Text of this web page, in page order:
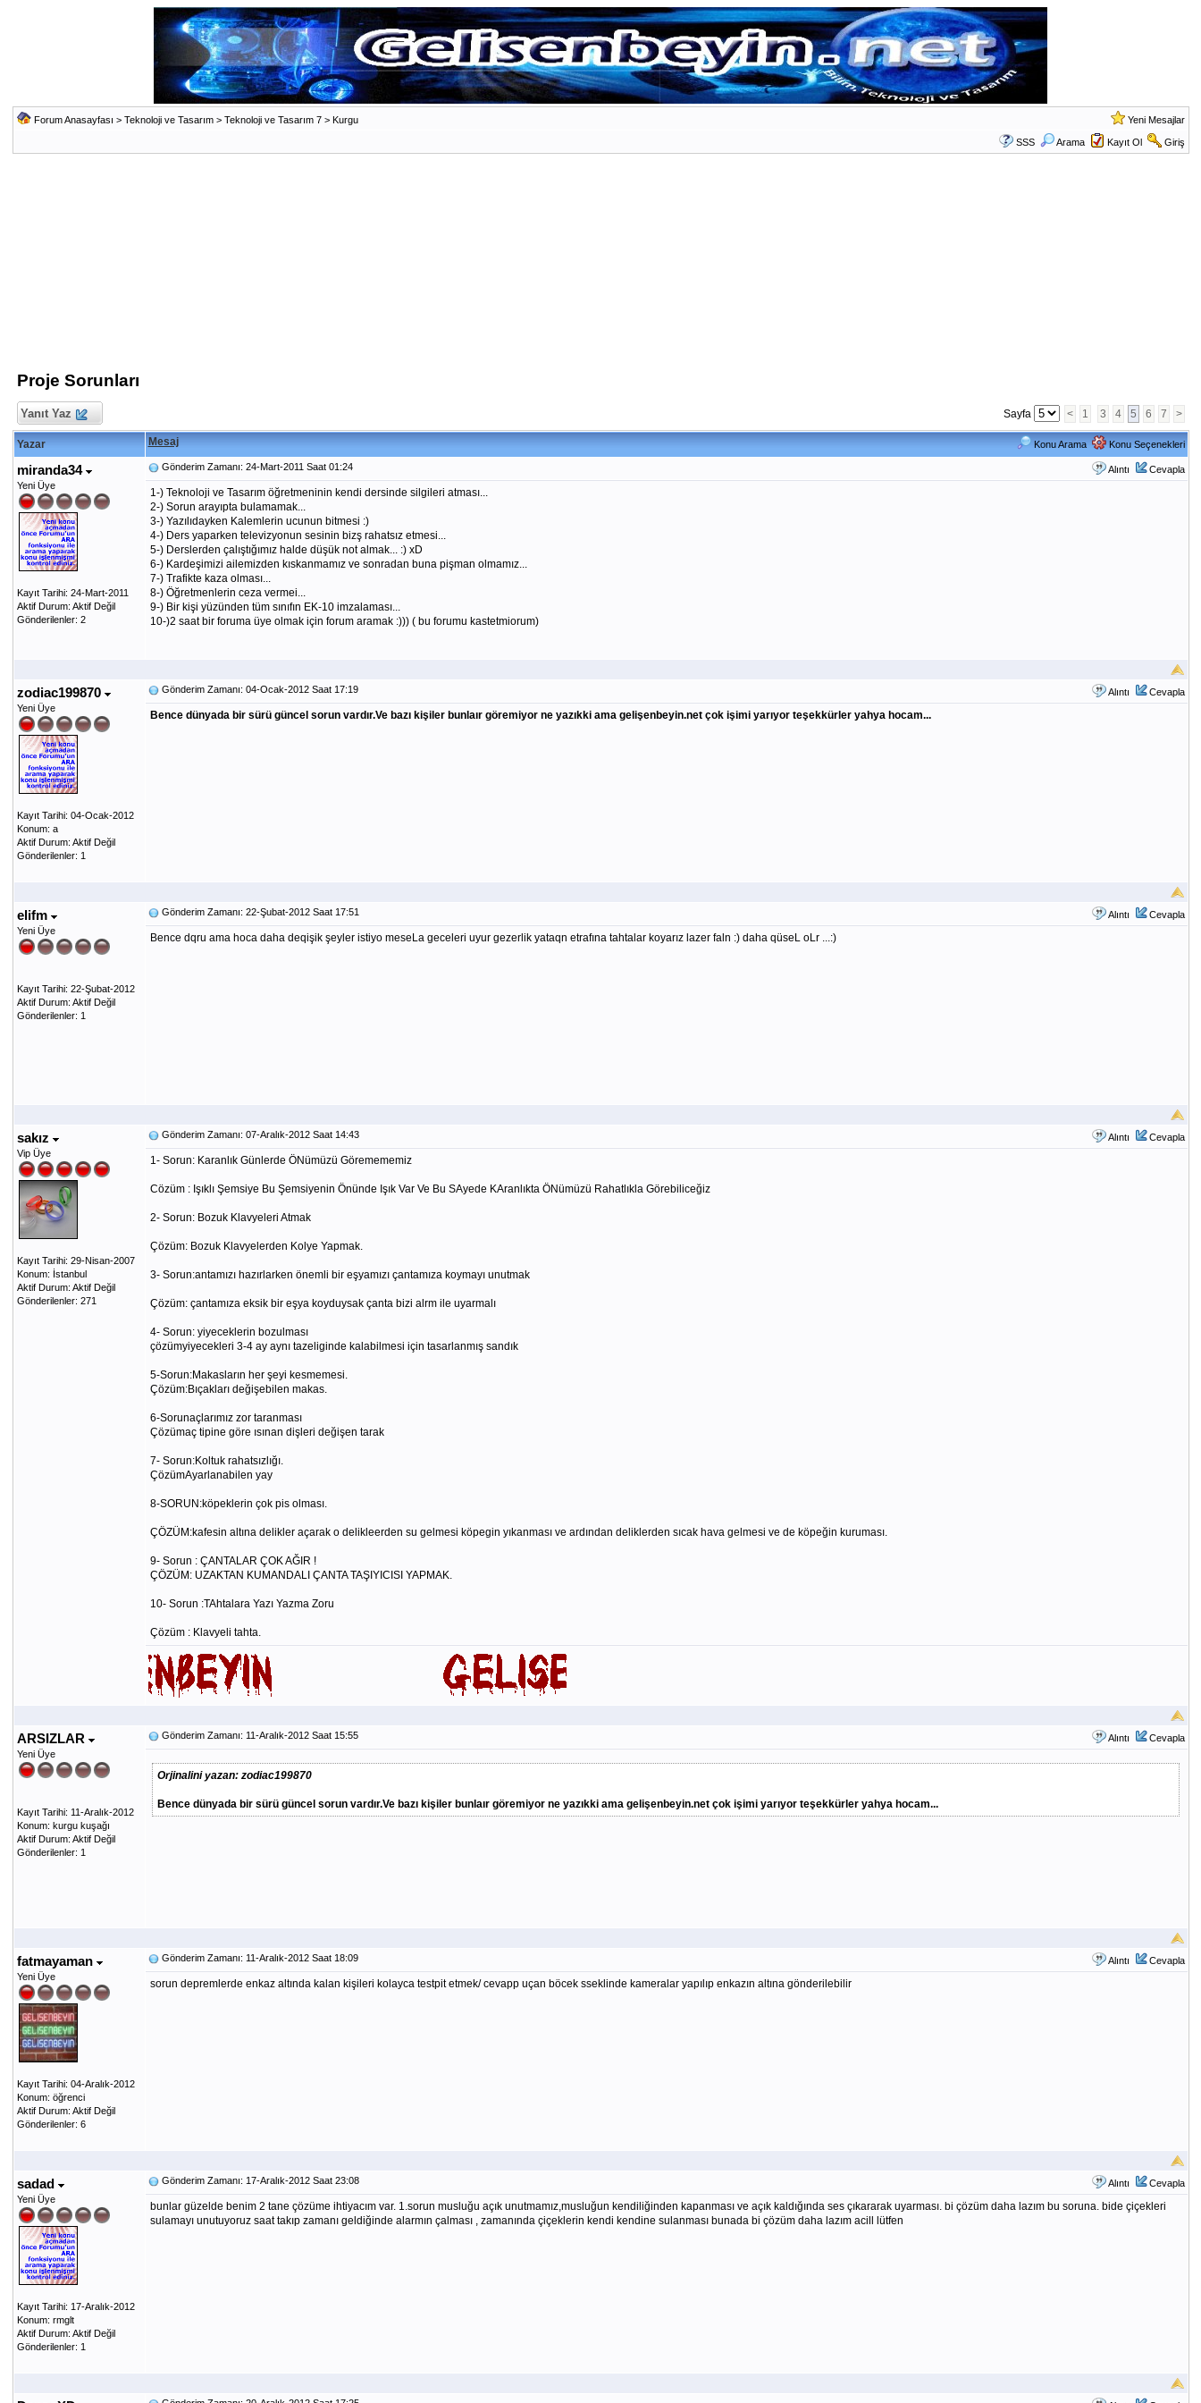
Forum Anasayfası > Teknoloji ve Tasarım> Teknoloji ve Tasarım 7> Kurgu Yeni Mesajlar
SSS Arama Kayıt Ol Giriş
Proje Sorunları
Yanıt Yaz Sayfa < 1 3 4 5 6 7 >
Yazar Mesaj Konu Arama Konu Seçenekleri
miranda34
Yeni Üye
Kayıt Tarihi: 24-Mart-2011
Aktif Durum: Aktif Değil
Gönderilenler: 2
Alıntı Cevapla
Gönderim Zamanı: 24-Mart-2011 Saat 01:24
1-) Teknoloji ve Tasarım öğretmeninin kendi dersinde silgileri atması...
2-) Sorun arayıpta bulamamak...
3-) Yazılıdayken Kalemlerin ucunun bitmesi :)
4-) Ders yaparken televizyonun sesinin bizş rahatsız etmesi...
5-) Derslerden çalıştığımız halde düşük not almak... :) xD
6-) Kardeşimizi ailemizden kıskanmamız ve sonradan buna pişman olmamız...
7-) Trafikte kaza olması...
8-) Öğretmenlerin ceza vermei...
9-) Bir kişi yüzünden tüm sınıfın EK-10 imzalaması...
10-)2 saat bir foruma üye olmak için forum aramak :))) ( bu forumu kastetmiorum)
zodiac199870
Yeni Üye
Kayıt Tarihi: 04-Ocak-2012
Konum: a
Aktif Durum: Aktif Değil
Gönderilenler: 1
Alıntı Cevapla
Gönderim Zamanı: 04-Ocak-2012 Saat 17:19
Bence dünyada bir sürü güncel sorun vardır.Ve bazı kişiler bunlaır göremiyor ne yazıkki ama gelişenbeyin.net çok işimi yarıyor teşekkürler yahya hocam...
elifm
Yeni Üye
Kayıt Tarihi: 22-Şubat-2012
Aktif Durum: Aktif Değil
Gönderilenler: 1
Alıntı Cevapla
Gönderim Zamanı: 22-Şubat-2012 Saat 17:51
Bence dqru ama hoca daha deqişik şeyler istiyo meseLa geceleri uyur gezerlik yataqn etrafına tahtalar koyarız lazer faln :) daha qüseL oLr ...:)
sakız
Vip Üye
Kayıt Tarihi: 29-Nisan-2007
Konum: İstanbul
Aktif Durum: Aktif Değil
Gönderilenler: 271
Alıntı Cevapla
Gönderim Zamanı: 07-Aralık-2012 Saat 14:43
1- Sorun: Karanlık Günlerde ÖNümüzü Göremememiz
Cözüm : Işıklı Şemsiye Bu Şemsiyenin Önünde Işık Var Ve Bu SAyede KAranlıkta ÖNümüzü Rahatlıkla Görebiliceğiz
2- Sorun: Bozuk Klavyeleri Atmak
Çözüm: Bozuk Klavyelerden Kolye Yapmak.
3- Sorun:antamızı hazırlarken önemli bir eşyamızı çantamıza koymayı unutmak
Çözüm: çantamıza eksik bir eşya koyduysak çanta bizi alrm ile uyarmalı
4- Sorun: yiyeceklerin bozulması
çözümyiyecekleri 3-4 ay aynı tazeliginde kalabilmesi için tasarlanmış sandık
5-Sorun:Makasların her şeyi kesmemesi.
Çözüm:Bıçakları değişebilen makas.
6-Sorunaçlarımız zor taranması
Çözümaç tipine göre ısınan dişleri değişen tarak
7- Sorun:Koltuk rahatsızlığı.
ÇözümAyarlanabilen yay
8-SORUN:köpeklerin çok pis olması.
ÇÖZÜM:kafesin altına delikler açarak o delikleerden su gelmesi köpegin yıkanması ve ardından deliklerden sıcak hava gelmesi ve de köpeğin kuruması.
9- Sorun : ÇANTALAR ÇOK AĞIR !
ÇÖZÜM: UZAKTAN KUMANDALI ÇANTA TAŞIYICISI YAPMAK.
10- Sorun :TAhtalara Yazı Yazma Zoru
Çözüm : Klavyeli tahta.
ARSIZLAR
Yeni Üye
Kayıt Tarihi: 11-Aralık-2012
Konum: kurgu kuşağı
Aktif Durum: Aktif Değil
Gönderilenler: 1
Alıntı Cevapla
Gönderim Zamanı: 11-Aralık-2012 Saat 15:55
Orjinalini yazan: zodiac199870
Bence dünyada bir sürü güncel sorun vardır.Ve bazı kişiler bunlaır göremiyor ne yazıkki ama gelişenbeyin.net çok işimi yarıyor teşekkürler yahya hocam...
fatmayaman
Yeni Üye
Kayıt Tarihi: 04-Aralık-2012
Konum: öğrenci
Aktif Durum: Aktif Değil
Gönderilenler: 6
Alıntı Cevapla
Gönderim Zamanı: 11-Aralık-2012 Saat 18:09
sorun depremlerde enkaz altında kalan kişileri kolayca testpit etmek/ cevapp uçan böcek sseklinde kameralar yapılıp enkazın altına gönderilebilir
sadad
Yeni Üye
Kayıt Tarihi: 17-Aralık-2012
Konum: rmglt
Aktif Durum: Aktif Değil
Gönderilenler: 1
Alıntı Cevapla
Gönderim Zamanı: 17-Aralık-2012 Saat 23:08
bunlar güzelde benim 2 tane çözüme ihtiyacım var. 1.sorun musluğu açık unutmamız,musluğun kendiliğinden kapanması ve açık kaldığında ses çıkararak uyarması. bi çözüm daha lazım bu soruna. bide çiçekleri
sulamayı unutuyoruz saat takıp zamanı geldiğinde alarmın çalması , zamanında çiçeklerin kendi kendine sulanması bunada bi çözüm daha lazım acill lütfen